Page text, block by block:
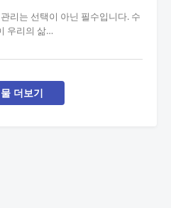
리는 선택이 아닌 필수입니다. 수
우리의 삶…
더보기